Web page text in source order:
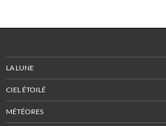
LA LUNE
CIEL ÉTOILÉ
MÉTÉORES